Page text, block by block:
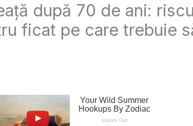
după 70 de ani:
ficat pe care trebuie